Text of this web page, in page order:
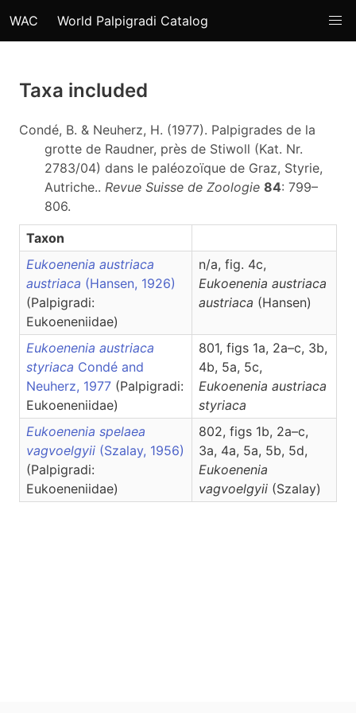
WAC World Palpigradi Catalog
Taxa included
Condé, B. & Neuherz, H. (1977). Palpigrades de la
grotte de Raudner, près de Stiwoll (Kat. Nr.
2783/04) dans le paléozoïque de Graz, Styrie,
Autriche.. Revue Suisse de Zoologie 84: 799–
806.
Taxon
Eukoenenia austriaca
austriaca (Hansen, 1926)
(Palpigradi:
Eukoeneniidae)
n/a, fig. 4c,
Eukoenenia austriaca
austriaca (Hansen)
Eukoenenia austriaca
styriaca Condé and
Neuherz, 1977 (Palpigradi:
Eukoeneniidae)
801, figs 1a, 2a–c, 3b,
4b, 5a, 5c,
Eukoenenia austriaca
styriaca
Eukoenenia spelaea
vagvoelgyii (Szalay, 1956)
(Palpigradi:
Eukoeneniidae)
802, figs 1b, 2a–c,
3a, 4a, 5a, 5b, 5d,
Eukoenenia
vagvoelgyii (Szalay)